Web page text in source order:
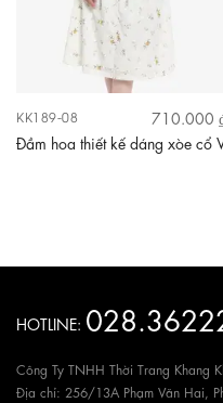
KK189-08
710.000
Đầm hoa thiết kế dáng xòe cổ
HOTLINE:
Công Ty TNHH Thời Trang Khang
Địa chỉ: 256/13A Phạm Văn Hai,